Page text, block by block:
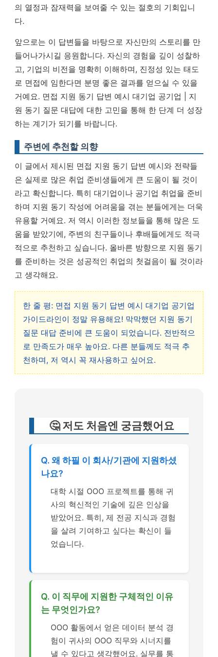
의 열정과 잠재력을 보여줄 수 있는 절호의 기회입니
다.
앞으로는 이 답변들을 바탕으로 자신만의 스토리를 만
들어나가시길 응원합니다. 자신의 경험을 깊이 성찰하
고, 기업의 비전을 명확히 이해하며, 진정성 있는 태도
로 면접에 임한다면 분명 좋은 결과를 얻으실 수 있을
거예요. 면접 지원 동기 답변 예시 대기업 공기업 | 지
원 동기 질문 대답에 대한 고민을 통해 한 단계 더 성장
하는 계기가 되기를 바랍니다.
주변에 추천할 의향
이 글에서 제시된 면접 지원 동기 답변 예시와 전략들
은 실제로 많은 취업 준비생들에게 큰 도움이 될 것이
라고 확신합니다. 특히 대기업이나 공기업 취업을 준비
하며 지원 동기 작성에 어려움을 겪는 분들에게는 더욱
유용할 거예요. 저 역시 이러한 정보들을 통해 많은 도
움을 받았기에, 주변의 친구들이나 후배들에게도 적극
적으로 추천하고 싶습니다. 올바른 방향으로 지원 동기
를 준비하는 것은 성공적인 취업의 첫걸음이 될 것이라
고 생각해요.
한 줄 평: 면접 지원 동기 답변 예시 대기업 공기업
가이드라인이 정말 유용해요! 막막했던 지원 동기
질문 대답 준비에 큰 도움이 되었습니다. 전반적으
로 만족도가 매우 높아요. 다른 분들께도 적극 추
천하며, 저 역시 꼭 재사용하고 싶어요.
🤔 저도 처음엔 궁금했어요
Q. 왜 하필 이 회사/기관에 지원하셨
나요?
대학 시절 OOO 프로젝트를 통해 귀
사의 혁신적인 기술에 깊은 인상을
받았어요. 특히, 제 전공 지식과 경험
을 살려 기여하고 싶다는 확신이 들
었습니다.
Q. 이 직무에 지원한 구체적인 이유
는 무엇인가요?
OOO 활동에서 얻은 데이터 분석 경
험이 귀사의 OOO 직무와 시너지를
낼 수 있다고 생각했어요. 실무를 통